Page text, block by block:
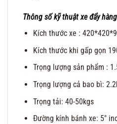
Thông số kỹ thuật xe đẩy hàng
Kích thước xe :
Kích thước khi gấp gọn
Trọng lượng sản phẩm :
Trọng lượng cả bao bì:
Trọng tải: 40-50kgs
Đường kính bánh xe: 5″